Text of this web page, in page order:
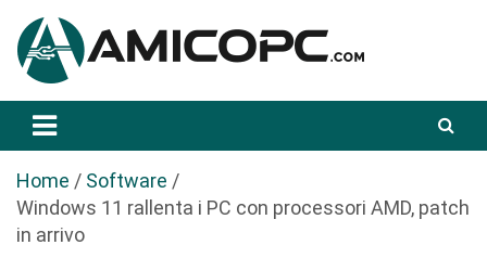
a
Amicopc.com
Home
Software
Windows 11 rallenta i PC con processori AMD, patch
in arrivo